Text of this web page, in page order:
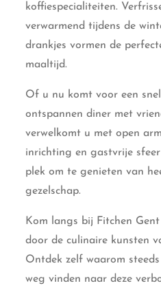
koffiespecialiteiten.
verwarmend tijdens de
drankjes vormen de
maaltijd.
Of u nu komt voor een
ontspannen diner met
verwelkomt u met open
inrichting en gastvrije
plek om te genieten van
gezelschap.
Kom langs bij Fitchen
door de culinaire kunsten
Ontdek zelf waarom
weg vinden naar deze